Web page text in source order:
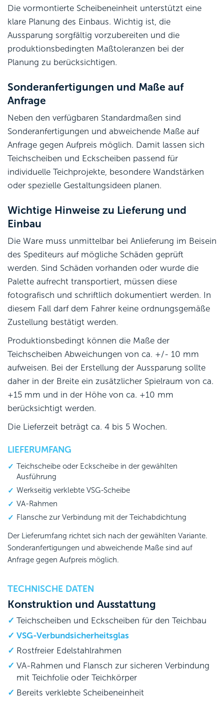
Die vormontierte Scheibeneinheit unterstützt eine
klare Planung des Einbaus. Wichtig ist, die
Aussparung sorgfältig vorzubereiten und die
produktionsbedingten Maßtoleranzen bei der
Planung zu berücksichtigen.
Sonderanfertigungen und Maße auf
Anfrage
Neben den verfügbaren Standardmaßen sind
Sonderanfertigungen und abweichende Maße auf
Anfrage gegen Aufpreis möglich. Damit lassen sich
Teichscheiben und Eckscheiben passend für
individuelle Teichprojekte, besondere Wandstärken
oder spezielle Gestaltungsideen planen.
Wichtige Hinweise zu Lieferung und
Einbau
Die Ware muss unmittelbar bei Anlieferung im Beisein
des Spediteurs auf mögliche Schäden geprüft
werden. Sind Schäden vorhanden oder wurde die
Palette aufrecht transportiert, müssen diese
fotografisch und schriftlich dokumentiert werden. In
diesem Fall darf dem Fahrer keine ordnungsgemäße
Zustellung bestätigt werden.
Produktionsbedingt können die Maße der
Teichscheiben Abweichungen von ca. +/- 10 mm
aufweisen. Bei der Erstellung der Aussparung sollte
daher in der Breite ein zusätzlicher Spielraum von ca.
+15 mm und in der Höhe von ca. +10 mm
berücksichtigt werden.
Die Lieferzeit beträgt ca. 4 bis 5 Wochen.
LIEFERUMFANG
Teichscheibe oder Eckscheibe in der gewählten
Ausführung
Werkseitig verklebte VSG-Scheibe
VA-Rahmen
Flansche zur Verbindung mit der Teichabdichtung
Der Lieferumfang richtet sich nach der gewählten Variante.
Sonderanfertigungen und abweichende Maße sind auf
Anfrage gegen Aufpreis möglich.
TECHNISCHE DATEN
Konstruktion und Ausstattung
Teichscheiben und Eckscheiben für den Teichbau
VSG-Verbundsicherheitsglas
Rostfreier Edelstahlrahmen
VA-Rahmen und Flansch zur sicheren Verbindung
mit Teichfolie oder Teichkörper
Bereits verklebte Scheibeneinheit